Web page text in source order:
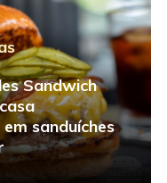
Sandwich
sanduíches